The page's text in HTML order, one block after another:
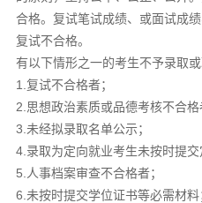
合格。复试笔试成绩、或面试成
复试不合格。
有以下情形之一的考生不予录取或
1.复试不合格者；
2.思想政治素质或品德考核不合格
3.未经拟录取名单公示；
4.录取为定向就业考生未按时提交
5.人事档案审查不合格者；
6.未按时提交学位证书等必需材料